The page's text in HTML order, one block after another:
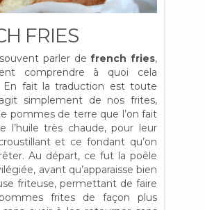
FRIES
parler defrench fries,
comprendre à quoi cela
En fait la traduction est toute
simplement de nos frites,
pommes de terre que l’on fait
l’huile très chaude, pour leur
et ce fondant qu’on
Au départ, ce fut la poêle
avant qu’apparaisse bien
friteuse, permettant de faire
frites de façon plus